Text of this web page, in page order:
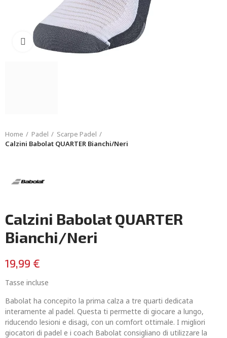
Click to enlarge
Home Padel
Scarpe Padel
Calzini Babolat QUARTER Bianchi/Neri
Calzini Babolat QUARTER
Bianchi/Neri
19,99 €
Tasse incluse
Babolat ha concepito la prima calza a tre quarti dedicata
interamente al padel. Questa ti permette di giocare a lungo,
riducendo lesioni e disagi, con un comfort ottimale. I migliori
giocatori di padel e i coach Babolat consigliano di utilizzare la